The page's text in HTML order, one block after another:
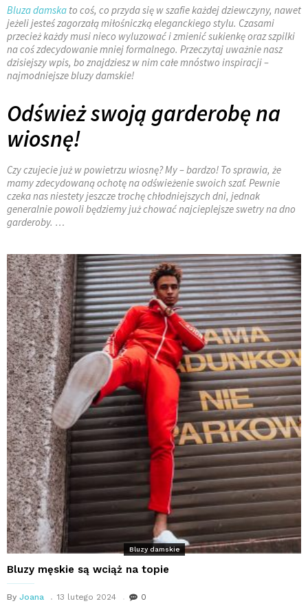
Bluza damska to coś, co przyda się w szafie każdej dziewczyny, nawet
jeżeli jesteś zagorzałą miłośniczką eleganckiego stylu. Czasami
przecież każdy musi nieco wyluzować i zmienić sukienkę oraz szpilki
na coś zdecydowanie mniej formalnego. Przeczytaj uważnie nasz
dzisiejszy wpis, bo znajdziesz w nim całe mnóstwo inspiracji –
najmodniejsze bluzy damskie!
Odśwież swoją garderobę na
wiosnę!
Czy czujecie już w powietrzu wiosnę? My – bardzo! To sprawia, że
mamy zdecydowaną ochotę na odświeżenie swoich szaf. Pewnie
czeka nas niestety jeszcze trochę chłodniejszych dni, jednak
generalnie powoli będziemy już chować najcieplejsze swetry na dno
garderoby. …
Bluzy damskie
Bluzy męskie są wciąż na topie
By Joana 13 lutego 2024 0